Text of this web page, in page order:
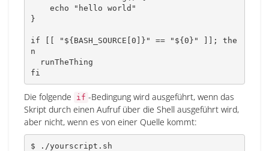
echo
"hello world"
}
if [ [ " ${BASH_SOURCE [0 ] } " == " ${0} " ] ] ;
the
n
fi
Die folgende if -Bedingung wird ausgeführt, wenn das
Skript durch einen Aufruf über die Shell ausgeführt wird,
aber nicht, wenn es von einer Quelle kommt:
$ ./yourscript.sh